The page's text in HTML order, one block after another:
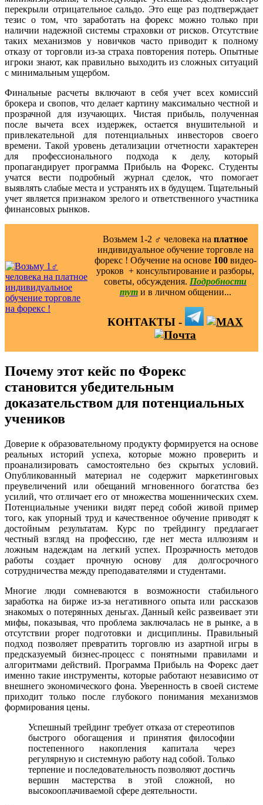
перекрыли отрицательное сальдо. Это еще раз подтверждает
тезис о том, что заработать на форекс можно только при
наличии надежной системы страховки от рисков. Отсутствие
таких механизмов у новичков часто приводит к полному
отказу от торговли из-за страха повторения потерь. Опытные
игроки знают, как правильно выходить из сложных ситуаций
с минимальным ущербом.
Финальные расчеты включают в себя учет всех комиссий
брокера и свопов, что делает картину максимально честной и
прозрачной для изучающих. Чистая прибыль, полученная
после вычета всех издержек, остается внушительной и
привлекательной для потенциальных инвесторов своего
времени. Такой уровень детализации отчетности характерен
для профессионального подхода к делу, который
пропагандирует программа Прибыль на Форекс. Студенты
учатся вести подробный журнал сделок, что помогает
выявлять слабые места и устранять их в будущем. Тщательный
учет является признаком зрелого и ответственного участника
финансовых рынков.
Возьмем 1-2 ‍♂️ человека на платное
индивидуальное обучение торговле на
форекс ! Обучение на основе 100видео-
уроков ️ + консультирование и разборы,
советы, обсуждения. Подробности
тут и в личном общении...
КОНТАКТЫ -
Почему этот кейс по Форекс
становится убедительным
доказательством для потенциальных
учеников
Доверие к образовательному продукту формируется на основе
реальных историй успеха, которые можно проверить и
проанализировать самостоятельно без скрытых условий.
Опубликованный материал не содержит маркетинговых
преувеличений или обещаний мгновенного богатства без
усилий, что отличает его от множества мошеннических схем.
Потенциальные ученики видят перед собой живой пример
того, как упорный труд и качественное обучение приводят к
достойным результатам. Курс по трейдингу предлагает
честный взгляд на профессию, где нет места иллюзиям и
ложным надеждам на легкий успех. Прозрачность методов
работы создает прочную основу для долгосрочного
сотрудничества между преподавателями и студентами.
Многие люди сомневаются в возможности стабильного
заработка на бирже из-за негативного опыта или рассказов
знакомых о потерянных деньгах. Данный кейс развеивает эти
мифы, показывая, что проблема заключалась не в рынке, а в
отсутствии proper подготовки и дисциплины. Правильный
подход позволяет превратить торговлю из азартной игры в
предсказуемый бизнес-процесс с понятными правилами и
алгоритмами действий. Программа Прибыль на Форекс дает
именно такие инструменты, которые работают независимо от
внешнего экономического фона. Уверенность в своей системе
приходит только после глубокого понимания механизмов
формирования цены.
Успешный трейдинг требует отказа от стереотипов
быстрого обогащения и принятия философии
постепенного накопления капитала через
регулярную и системную работу над собой. Только
терпение и последовательность позволяют достичь
вершин мастерства в этой сложной, но
высокооплачиваемой сфере деятельности.